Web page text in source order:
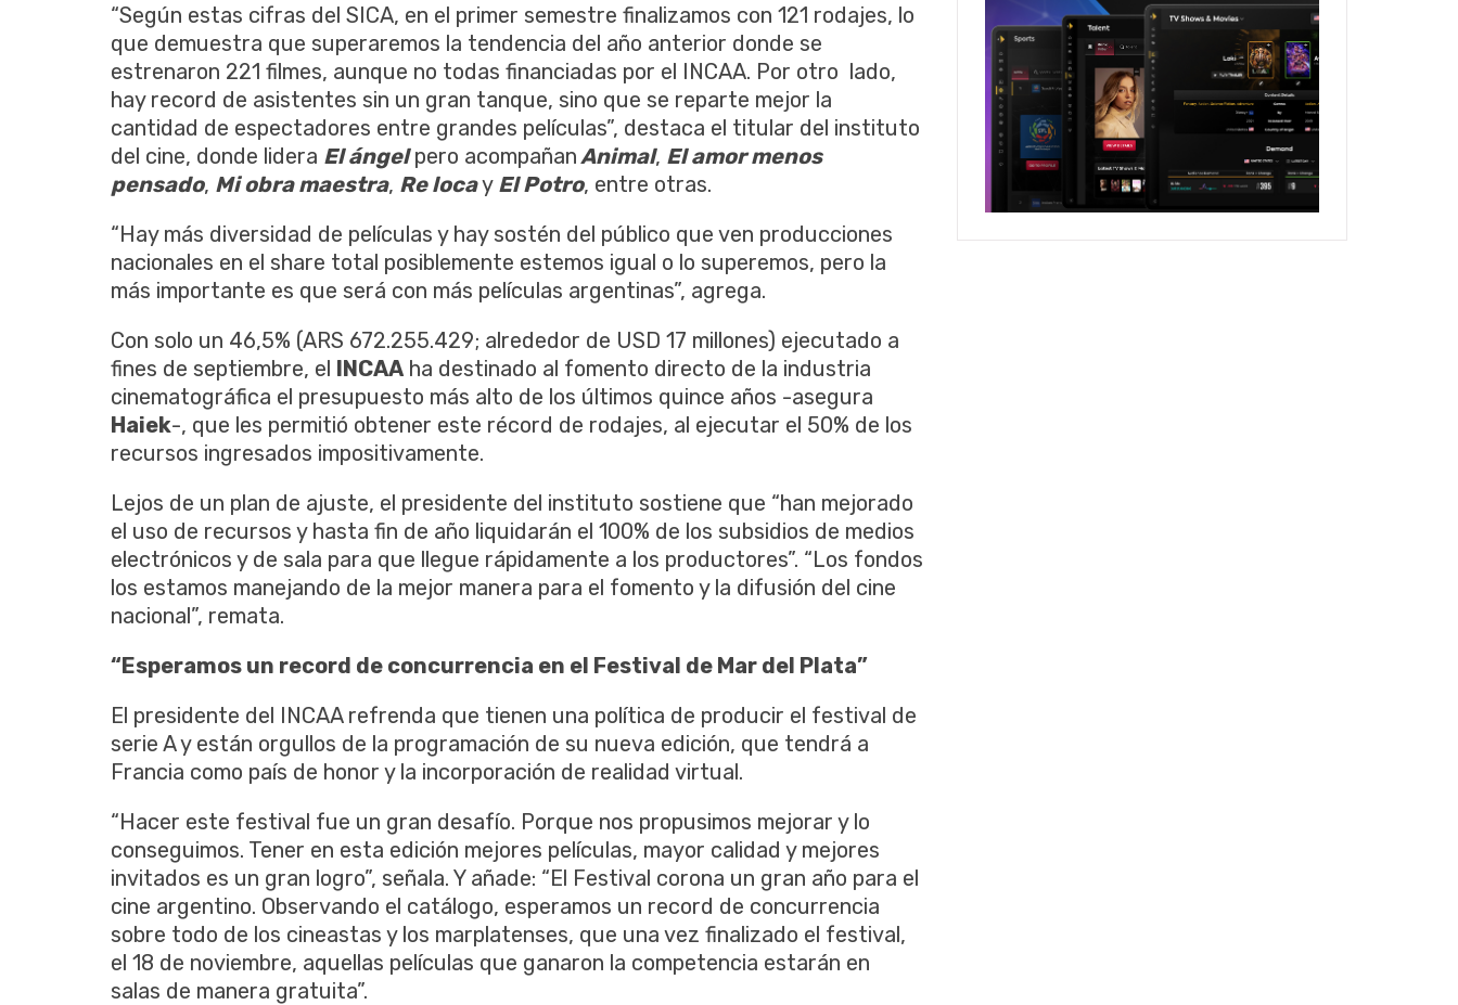
“Según estas cifras del SICA, en el primer semestre finalizamos con 121 rodajes, lo
que demuestra que superaremos la tendencia del año anterior donde se
estrenaron 221 filmes, aunque no todas financiadas por el INCAA. Por otro lado,
hay record de asistentes sin un gran tanque, sino que se reparte mejor la
cantidad de espectadores entre grandes películas”, destaca el titular del instituto
del cine, donde lidera El ángelpero acompañan Animal, El amor menos
pensado, Mi obra maestra, Re locay El Potro, entre otras.
“Hay más diversidad de películas y hay sostén del público que ven producciones
nacionales en el share total posiblemente estemos igual o lo superemos, pero la
más importante es que será con más películas argentinas”, agrega.
Con solo un 46,5% (ARS 672.255.429; alrededor de USD 17 millones) ejecutado a
fines de septiembre, el INCAA ha destinado al fomento directo de la industria
cinematográfica el presupuesto más alto de los últimos quince años -asegura
Haiek-, que les permitió obtener este récord de rodajes, al ejecutar el 50% de los
recursos ingresados impositivamente.
Lejos de un plan de ajuste, el presidente del instituto sostiene que “han mejorado
el uso de recursos y hasta fin de año liquidarán el 100% de los subsidios de medios
electrónicos y de sala para que llegue rápidamente a los productores”. “Los fondos
los estamos manejando de la mejor manera para el fomento y la difusión del cine
nacional”, remata.
“Esperamos un record de concurrencia en el Festival de Mar del Plata”
El presidente del INCAA refrenda que tienen una política de producir el festival de
serie A y están orgullos de la programación de su nueva edición, que tendrá a
Francia como país de honor y la incorporación de realidad virtual.
“Hacer este festival fue un gran desafío. Porque nos propusimos mejorar y lo
conseguimos. Tener en esta edición mejores películas, mayor calidad y mejores
invitados es un gran logro”, señala. Y añade: “El Festival corona un gran año para el
cine argentino. Observando el catálogo, esperamos un record de concurrencia
sobre todo de los cineastas y los marplatenses, que una vez finalizado el festival,
el 18 de noviembre, aquellas películas que ganaron la competencia estarán en
salas de manera gratuita”.